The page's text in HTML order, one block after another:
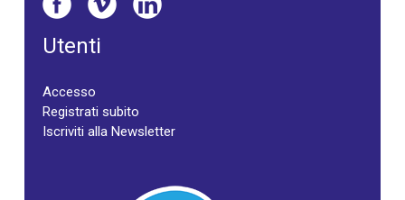
Utenti
Accesso
Registrati subito
Iscriviti alla Newsletter